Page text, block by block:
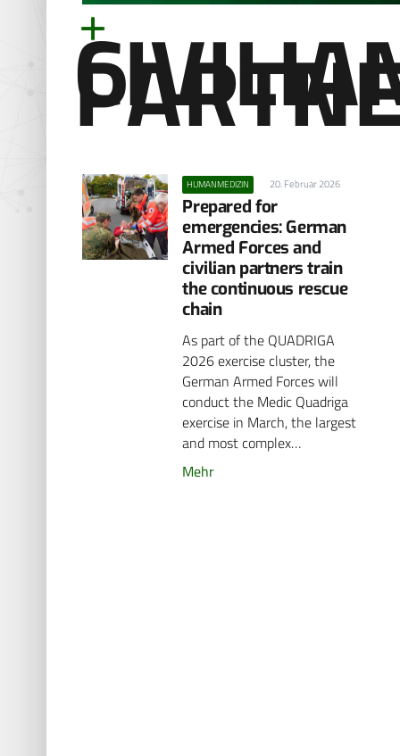
HUMANMEDIZIN 20. Februar 2026
Prepared for
emergencies: German
Armed Forces and
civilian partners train
the continuous rescue
chain
As part of the QUADRIGA
2026 exercise cluster, the
German Armed Forces will
conduct the Medic Quadriga
exercise in March, the largest
and most complex…
Mehr